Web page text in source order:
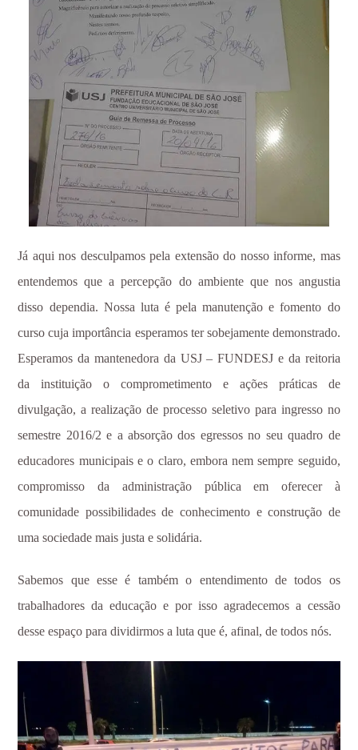
Já aqui nos desculpamos pela extensão do nosso informe, mas
entendemos que a percepção do ambiente que nos angustia
disso dependia. Nossa luta é pela manutenção e fomento do
curso cuja importância esperamos ter sobejamente demonstrado.
Esperamos da mantenedora da USJ – FUNDESJ e da reitoria
da instituição o comprometimento e ações práticas de
divulgação, a realização de processo seletivo para ingresso no
semestre 2016/2 e a absorção dos egressos no seu quadro de
educadores municipais e o claro, embora nem sempre seguido,
compromisso da administração pública em oferecer à
comunidade possibilidades de conhecimento e construção de
uma sociedade mais justa e solidária.
Sabemos que esse é também o entendimento de todos os
trabalhadores da educação e por isso agradecemos a cessão
desse espaço para dividirmos a luta que é, afinal, de todos nós.